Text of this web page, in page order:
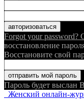
Forgot your password?
восстановление
Восстановите свой
Пароль будет выслан
Женский онлайн-